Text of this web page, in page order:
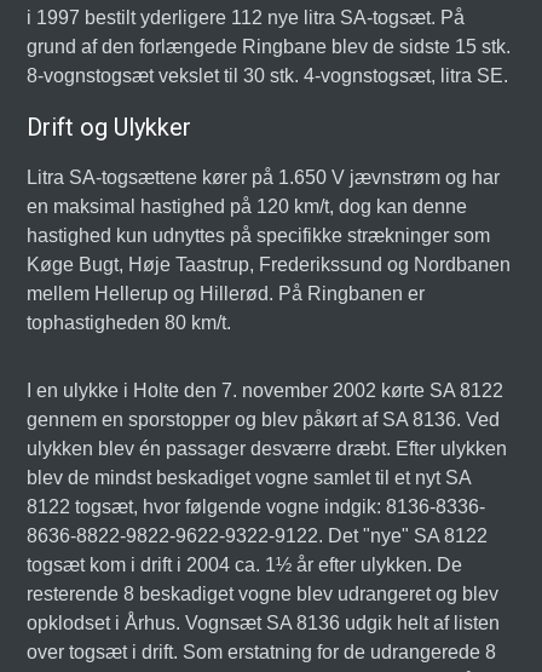
i 1997 bestilt yderligere 112 nye litra SA-togsæt. På
grund af den forlængede Ringbane blev de sidste 15 stk.
8-vognstogsæt vekslet til 30 stk. 4-vognstogsæt, litra SE.
Drift og Ulykker
Litra SA-togsættene kører på 1.650 V jævnstrøm og har
en maksimal hastighed på 120 km/t, dog kan denne
hastighed kun udnyttes på specifikke strækninger som
Køge Bugt, Høje Taastrup, Frederikssund og Nordbanen
mellem Hellerup og Hillerød. På Ringbanen er
tophastigheden 80 km/t.
I en ulykke i Holte den 7. november 2002 kørte SA 8122
gennem en sporstopper og blev påkørt af SA 8136. Ved
ulykken blev én passager desværre dræbt. Efter ulykken
blev de mindst beskadiget vogne samlet til et nyt SA
8122 togsæt, hvor følgende vogne indgik: 8136-8336-
8636-8822-9822-9622-9322-9122. Det "nye" SA 8122
togsæt kom i drift i 2004 ca. 1½ år efter ulykken. De
resterende 8 beskadiget vogne blev udrangeret og blev
opklodset i Århus. Vognsæt SA 8136 udgik helt af listen
over togsæt i drift. Som erstatning for de udrangerede 8